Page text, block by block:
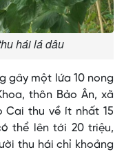
hái lá dâu
gây một lứa 10 nong
thôn Bảo Ân, xã
Cai thu về ít nhất 15
thể lên tới 20 triệu,
thu hái chỉ khoảng